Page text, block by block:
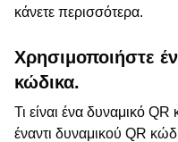
κάνετε περισσότερα.
Χρησιμοποιήστε
κώδικα.
Τι είναι ένα δυναμικό
έναντι δυναμικού QR